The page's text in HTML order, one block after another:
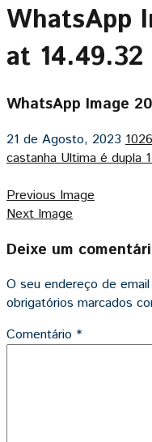
WhatsApp
at 14.49.32
WhatsApp Image
21 de Agosto, 2023
castanha Ultima é dupla
Previous Image
Next Image
Deixe um
O seu endereço de
obrigatórios marcados
Comentário *